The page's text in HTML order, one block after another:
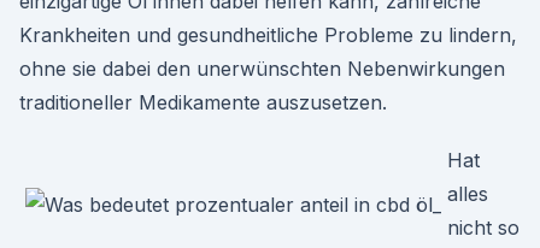
Krankheiten und gesundheitliche Probleme zu lindern,
ohne sie dabei den unerwünschten Nebenwirkungen
traditioneller Medikamente auszusetzen.
Hat
alles
nicht so